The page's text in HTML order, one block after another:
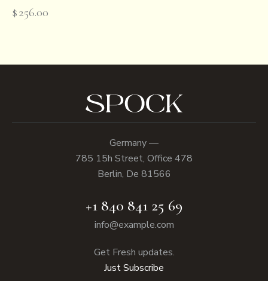
$256.00
Germany —
785 15h Street, Office 478
Berlin, De 81566
+1 840 841 25 69
info@example.com
Get Fresh updates.
Just Subscribe